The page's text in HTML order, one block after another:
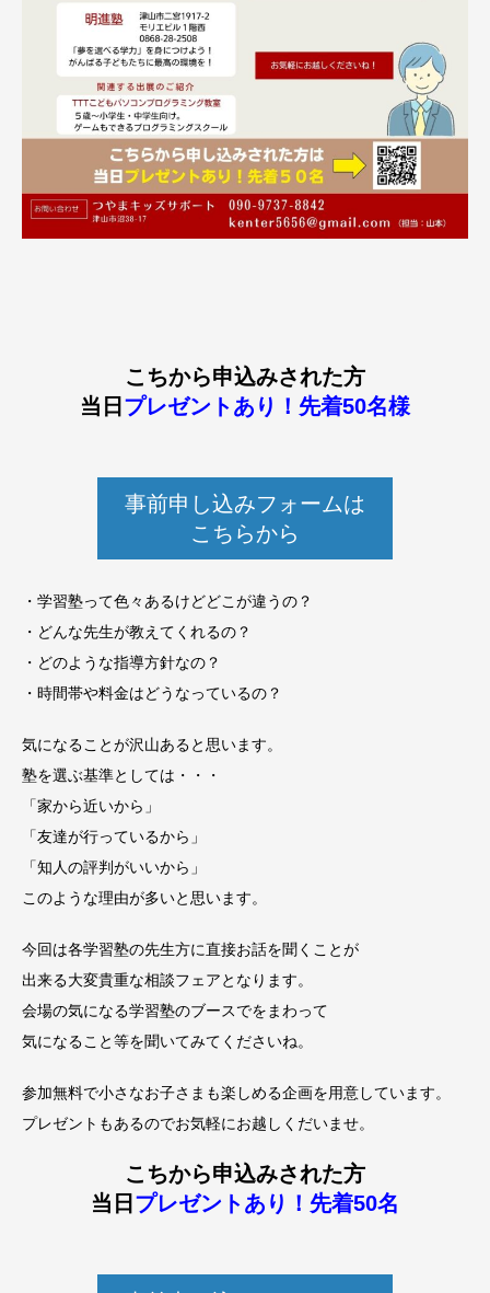
こちから申込みされた方
当日 プレゼントあり！先着50名様
事前申し込みフォームは
こちらから
・学習塾って色々あるけどどこが違うの？
・どんな先生が教えてくれるの？
・どのような指導方針なの？
・時間帯や料金はどうなっているの？
気になることが沢山あると思います。
塾を選ぶ基準としては・・・
「家から近いから」
「友達が行っているから」
「知人の評判がいいから」
このような理由が多いと思います。
今回は各学習塾の先生方に直接お話を聞くことが
出来る大変貴重な相談フェアとなります。
会場の気になる学習塾のブースでをまわって
気になること等を聞いてみてくださいね。
参加無料で小さなお子さまも楽しめる企画を用意しています。
プレゼントもあるのでお気軽にお越しくだいませ。
こちから申込みされた方
当日 プレゼントあり！先着50名